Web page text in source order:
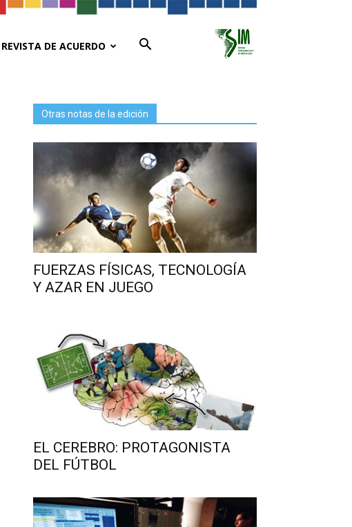
REVISTA DE ACUERDO
Otras notas de la edición
FUERZAS FÍSICAS, TECNOLOGÍA
Y AZAR EN JUEGO
EL CEREBRO: PROTAGONISTA
DEL FÚTBOL